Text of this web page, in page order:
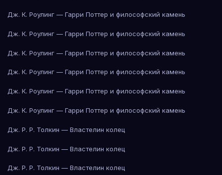
Дж. К. Роулинг — Гарри Поттер и философский камень
Дж. К. Роулинг — Гарри Поттер и философский камень
Дж. К. Роулинг — Гарри Поттер и философский камень
Дж. К. Роулинг — Гарри Поттер и философский камень
Дж. К. Роулинг — Гарри Поттер и философский камень
Дж. К. Роулинг — Гарри Поттер и философский камень
Дж. Р. Р. Толкин — Властелин колец
Дж. Р. Р. Толкин — Властелин колец
Дж. Р. Р. Толкин — Властелин колец